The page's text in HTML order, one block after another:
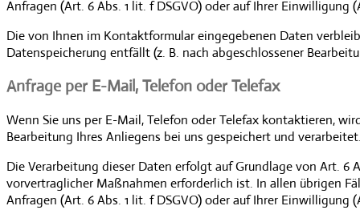
Anfragen (Art. 6 Abs. 1 lit. f DSGVO) oder auf Ihrer
Die von Ihnen im Kontaktformular eingegebenen Daten
Datenspeicherung entfällt (z. B. nach abgeschlossener
Anfrage per E-Mail, Telefon oder Telefax
Wenn Sie uns per E-Mail, Telefon oder Telefax kontaktieren,
Bearbeitung Ihres Anliegens bei uns gespeichert und
Die Verarbeitung dieser Daten erfolgt auf Grundlage von Art. 6
vorvertraglicher Maßnahmen erforderlich ist. In allen übrigen
Anfragen (Art. 6 Abs. 1 lit. f DSGVO) oder auf Ihrer